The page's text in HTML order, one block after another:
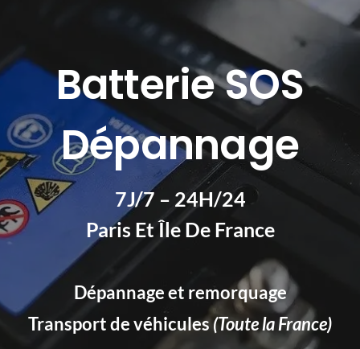
Batterie SOS
Dépannage
7J/7 – 24H/24
Paris Et Île De France
Dépannage et remorquage
Transport de véhicules (Toute la France)